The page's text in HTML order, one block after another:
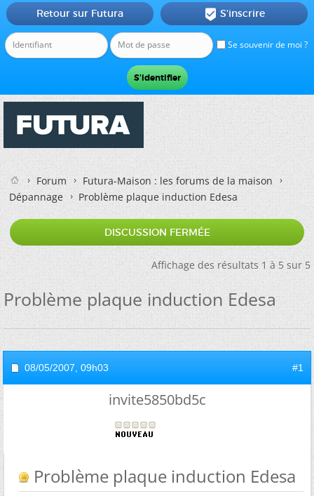
Se souvenir de moi ?
Retour sur Futura  S'inscrire
Forum
Futura-Maison : les forums de la maison
Dépannage
Problème plaque induction Edesa
DISCUSSION FERMÉE
Affichage des résultats 1 à 5 sur 5
Problème plaque induction Edesa
08/05/2007, 09h03 #1
invite5850bd5c
Problème plaque induction Edesa